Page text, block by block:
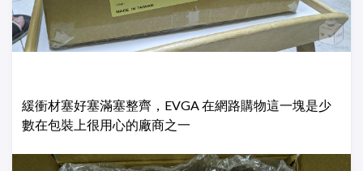
緩衝材塞好塞滿塞整齊，EVGA 在網路購物這一塊是少
數在包裝上很用心的廠商之一